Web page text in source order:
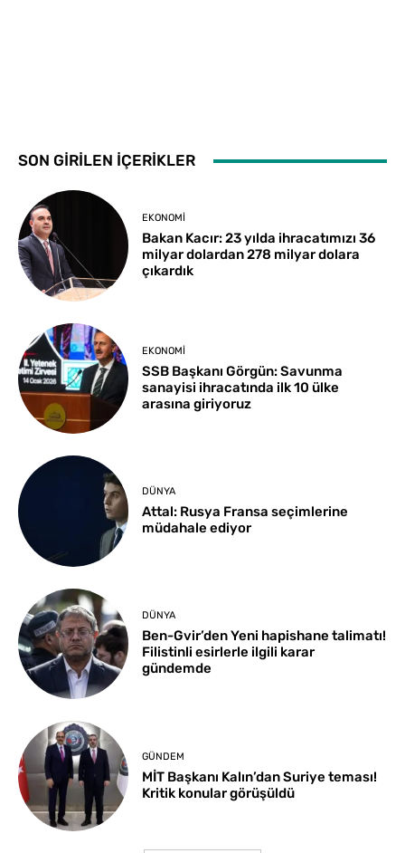
SON GİRİLEN İÇERİKLER
EKONOMI
Bakan Kacır: 23 yılda ihracatımızı 36
milyar dolardan 278 milyar dolara
çıkardık
EKONOMI
SSB Başkanı Görgün: Savunma
sanayisi ihracatında ilk 10 ülke
arasına giriyoruz
DÜNYA
Attal: Rusya Fransa seçimlerine
müdahale ediyor
DÜNYA
Ben-Gvir’den Yeni hapishane talimatı!
Filistinli esirlerle ilgili karar
gündemde
GÜNDEM
MİT Başkanı Kalın’dan Suriye teması!
Kritik konular görüşüldü